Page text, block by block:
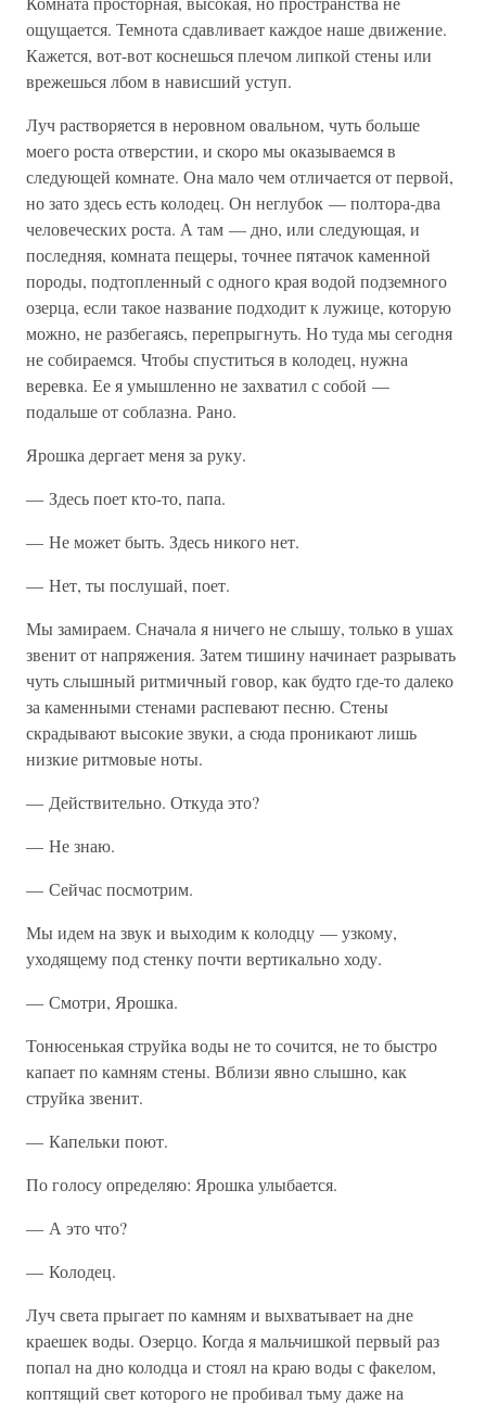
ощущается. Темнота сдавливает каждое наше движение.
Кажется, вот-вот коснешься плечом липкой стены или
врежешься лбом в нависший уступ.
Луч растворяется в неровном овальном, чуть больше
моего роста отверстии, и скоро мы оказываемся в
следующей комнате. Она мало чем отличается от первой,
но зато здесь есть колодец. Он неглубок — полтора-два
человеческих роста. А там — дно, или следующая, и
последняя, комната пещеры, точнее пятачок каменной
породы, подтопленный с одного края водой подземного
озерца, если такое название подходит к лужице, которую
можно, не разбегаясь, перепрыгнуть. Но туда мы сегодня
не собираемся. Чтобы спуститься в колодец, нужна
веревка. Ее я умышленно не захватил с собой —
подальше от соблазна. Рано.
Ярошка дергает меня за руку.
— Здесь поет кто-то, папа.
— Не может быть. Здесь никого нет.
— Нет, ты послушай, поет.
Мы замираем. Сначала я ничего не слышу, только в ушах
звенит от напряжения. Затем тишину начинает разрывать
чуть слышный ритмичный говор, как будто где-то далеко
за каменными стенами распевают песню. Стены
скрадывают высокие звуки, а сюда проникают лишь
низкие ритмовые ноты.
— Действительно. Откуда это?
— Не знаю.
— Сейчас посмотрим.
Мы идем на звук и выходим к колодцу — узкому,
уходящему под стенку почти вертикально ходу.
— Смотри, Ярошка.
Тонюсенькая струйка воды не то сочится, не то быстро
капает по камням стены. Вблизи явно слышно, как
струйка звенит.
— Капельки поют.
По голосу определяю: Ярошка улыбается.
— А это что?
— Колодец.
Луч света прыгает по камням и выхватывает на дне
краешек воды. Озерцо. Когда я мальчишкой первый раз
попал на дно колодца и стоял на краю воды с факелом,
коптящий свет которого не пробивал тьму даже на